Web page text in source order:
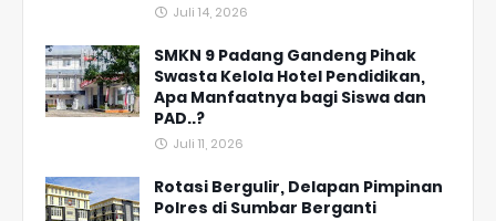
Juli 14, 2026
SMKN 9 Padang Gandeng Pihak
Swasta Kelola Hotel Pendidikan,
Apa Manfaatnya bagi Siswa dan
PAD..?
Juli 11, 2026
Rotasi Bergulir, Delapan Pimpinan
Polres di Sumbar Berganti